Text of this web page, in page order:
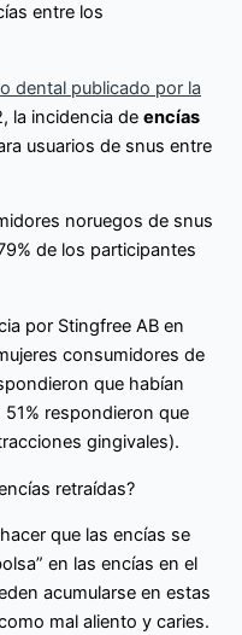
entre los
dental publicado por la
la incidencia de encías
usuarios de snus entre
noruegos de snus
de los participantes
por Stingfree AB en
consumidores de
que habían
respondieron que
gingivales).
retraídas?
que las encías se
en las encías en el
acumularse en estas
mal aliento y caries.